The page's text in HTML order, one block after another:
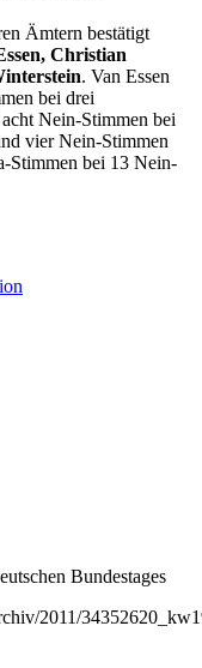
Ämtern bestätigt
Christian
. Van Essen
bei drei
Nein-Stimmen bei
vier Nein-Stimmen
Stimmen bei 13 Nein-
Bundestages
2011/